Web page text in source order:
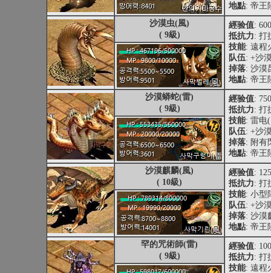
地點: 帝王
沙漠虫(風)
( 9級)
經验值:
抵抗力: 打
技能: 遠程
队伍: +沙
掉落: 沙漠
地點: 帝王
沙漠蟒蛇(雷)
( 9級)
經验值:
抵抗力: 打
技能: 雷电
队伍: +沙
掉落: 附有
地點: 帝王
沙漠麒麟(風)
( 10級)
經验值:
抵抗力: 打
技能: 小型
队伍: +沙
掉落: 沙漠
地點: 帝王
罕的咒術師(雷)
( 9級)
經验值:
抵抗力: 打
技能: 遠程